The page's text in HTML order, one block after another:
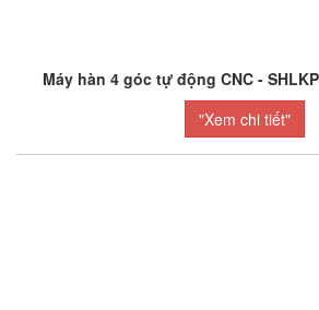
Máy hàn 4 góc tự động CNC -
"Xem chi tiết"